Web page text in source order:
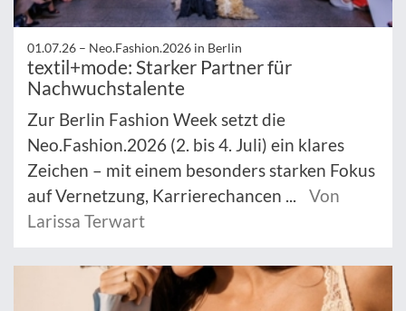
01.07.26 – Neo.Fashion.2026 in Berlin
textil+mode: Starker Partner für
Nachwuchstalente
Zur Berlin Fashion Week setzt die
Neo.Fashion.2026 (2. bis 4. Juli) ein klares
Zeichen – mit einem besonders starken Fokus
auf Vernetzung, Karrierechancen ...
Von
Larissa Terwart